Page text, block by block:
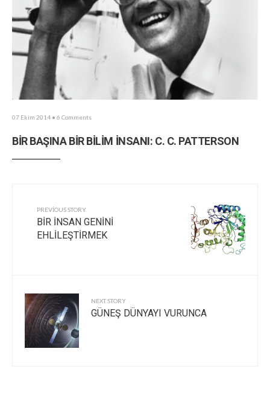
07 Ekim 2014 • 6 Comments
BİR BAŞINA BİR BİLİM İNSANI: C. C. PATTERSON
PREVIOUS STORY
BİR İNSAN GENİNİ
EHLİLEŞTİRMEK
NEXT STORY
GÜNEŞ DÜNYAYI VURUNCA